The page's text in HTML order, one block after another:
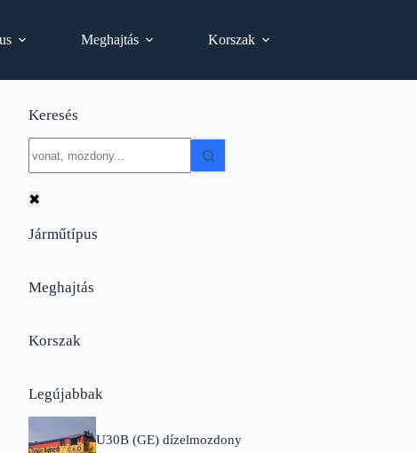
Meghajtás Korszak
Keresés
results
✖
Járműtípus
Meghajtás
Korszak
Legújabbak
U30B (GE) dízelmozdony